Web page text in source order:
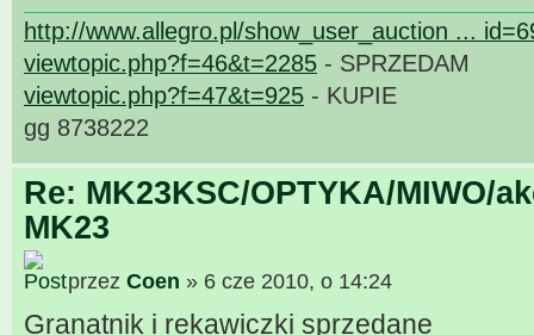
http://www.allegro.pl/show_user_auction ...
viewtopic.php?f=46&t=2285 - SPRZEDAM
viewtopic.php?f=47&t=925 - KUPIE
gg 8738222
Re: MK23KSC/OPTYKA/MIWO/
MK23
przez Coen » 6 cze 2010, o 14:24
Granatnik i rekawiczki sprzedane